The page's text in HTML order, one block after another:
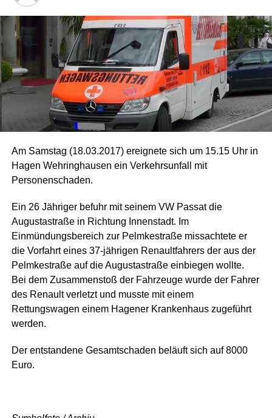
Am Samstag (18.03.2017) ereignete sich um 15.15 Uhr in
Hagen Wehringhausen ein Verkehrsunfall mit
Personenschaden.
Ein 26 Jähriger befuhr mit seinem VW Passat die
Augustastraße in Richtung Innenstadt. Im
Einmündungsbereich zur Pelmkestraße missachtete er
die Vorfahrt eines 37-jährigen Renaultfahrers der aus der
Pelmkestraße auf die Augustastraße einbiegen wollte.
Bei dem Zusammenstoß der Fahrzeuge wurde der Fahrer
des Renault verletzt und musste mit einem
Rettungswagen einem Hagener Krankenhaus zugeführt
werden.
Der entstandene Gesamtschaden beläuft sich auf 8000
Euro.